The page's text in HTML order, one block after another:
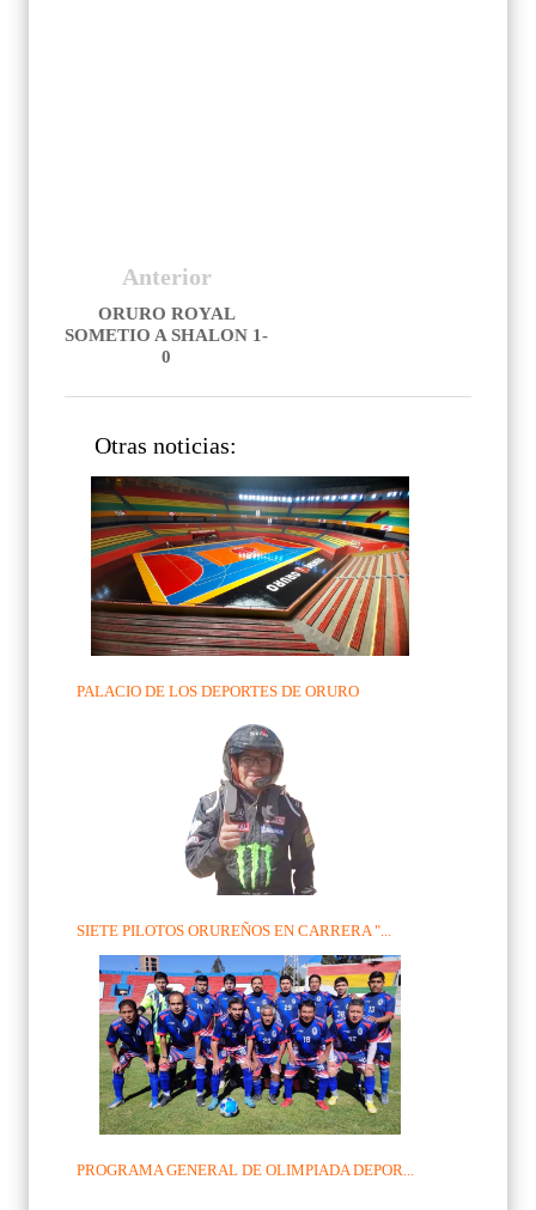
Anterior
ORURO ROYAL
SOMETIO A SHALON 1-
0
Otras noticias:
PALACIO DE LOS DEPORTES DE ORURO
SIETE PILOTOS ORUREÑOS EN CARRERA "...
PROGRAMA GENERAL DE OLIMPIADA DEPOR...